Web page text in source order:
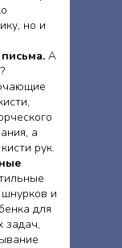
но и
А
а
рук.
и
для
задач,